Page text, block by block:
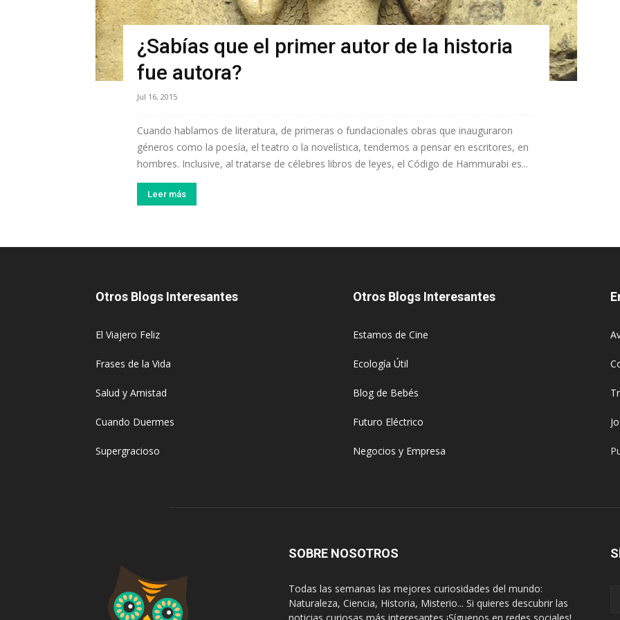
¿Sabías que el primer autor de la historia
fue autora?
Jul 16, 2015
Cuando hablamos de literatura, de primeras o fundacionales obras que inauguraron
géneros como la poesía, el teatro o la novelística, tendemos a pensar en escritores, en
hombres. Inclusive, al tratarse de célebres libros de leyes, el Código de Hammurabi es...
Leer más
Otros Blogs Interesantes
El Viajero Feliz
Frases de la Vida
Salud y Amistad
Cuando Duermes
Supergracioso
Otros Blogs Interesantes
Estamos de Cine
Ecología Útil
Blog de Bebés
Futuro Eléctrico
Negocios y Empresa
SOBRE NOSOTROS
Todas las semanas las mejores curiosidades del mundo:
Naturaleza, Ciencia, Historia, Misterio... Si quieres descubrir las